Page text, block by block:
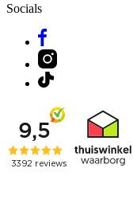
Socials